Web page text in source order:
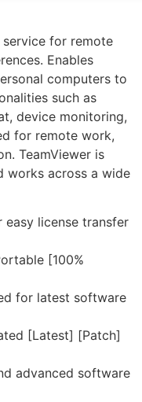
service for remote
Enables
computers to
such as
device monitoring,
for remote work,
TeamViewer is
works across a wide
license transfer
[100%
for latest software
[Latest] [Patch]
advanced software